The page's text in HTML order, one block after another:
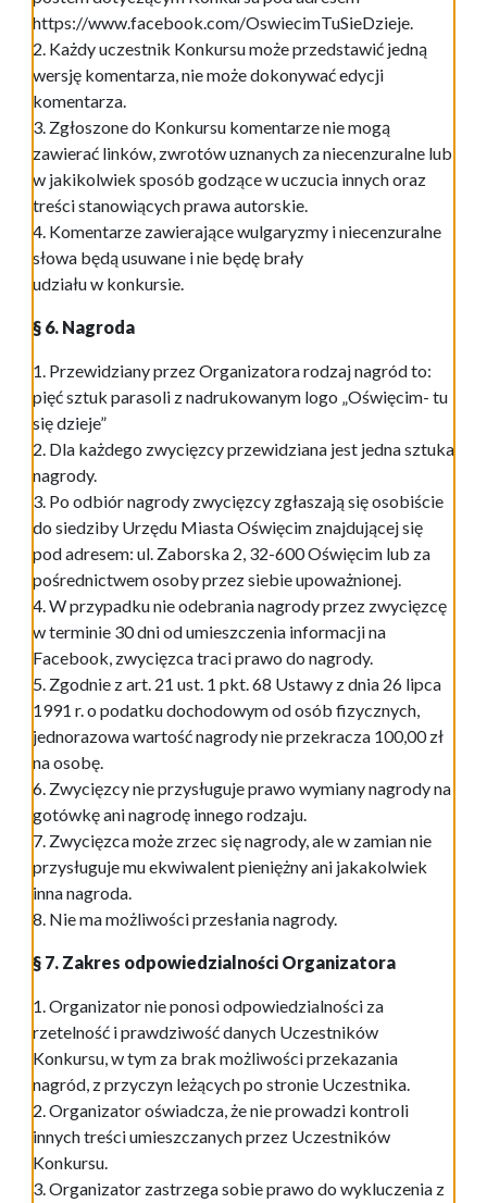
https://www.facebook.com/OswiecimTuSieDzieje.
2. Każdy uczestnik Konkursu może przedstawić jedną
wersję komentarza, nie może dokonywać edycji
komentarza.
3. Zgłoszone do Konkursu komentarze nie mogą
zawierać linków, zwrotów uznanych za niecenzuralne lub
w jakikolwiek sposób godzące w uczucia innych oraz
treści stanowiących prawa autorskie.
4. Komentarze zawierające wulgaryzmy i niecenzuralne
słowa będą usuwane i nie będę brały
udziału w konkursie.
§ 6. Nagroda
1. Przewidziany przez Organizatora rodzaj nagród to:
pięć sztuk parasoli z nadrukowanym logo „Oświęcim- tu
się dzieje”
2. Dla każdego zwycięzcy przewidziana jest jedna sztuka
nagrody.
3. Po odbiór nagrody zwycięzcy zgłaszają się osobiście
do siedziby Urzędu Miasta Oświęcim znajdującej się
pod adresem: ul. Zaborska 2, 32-600 Oświęcim lub za
pośrednictwem osoby przez siebie upoważnionej.
4. W przypadku nie odebrania nagrody przez zwycięzcę
w terminie 30 dni od umieszczenia informacji na
Facebook, zwycięzca traci prawo do nagrody.
5. Zgodnie z art. 21 ust. 1 pkt. 68 Ustawy z dnia 26 lipca
1991 r. o podatku dochodowym od osób fizycznych,
jednorazowa wartość nagrody nie przekracza 100,00 zł
na osobę.
6. Zwycięzcy nie przysługuje prawo wymiany nagrody na
gotówkę ani nagrodę innego rodzaju.
7. Zwycięzca może zrzec się nagrody, ale w zamian nie
przysługuje mu ekwiwalent pieniężny ani jakakolwiek
inna nagroda.
8. Nie ma możliwości przesłania nagrody.
§ 7. Zakres odpowiedzialności Organizatora
1. Organizator nie ponosi odpowiedzialności za
rzetelność i prawdziwość danych Uczestników
Konkursu, w tym za brak możliwości przekazania
nagród, z przyczyn leżących po stronie Uczestnika.
2. Organizator oświadcza, że nie prowadzi kontroli
innych treści umieszczanych przez Uczestników
Konkursu.
3. Organizator zastrzega sobie prawo do wykluczenia z